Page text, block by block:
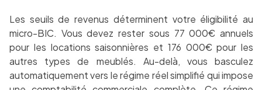
Les seuils de revenus déterminent votre éligibilité au
micro-BIC. Vous devez rester sous 77 000€ annuels
pour les locations saisonnières et 176 000€ pour les
autres types de meublés. Au-delà, vous basculez
automatiquement vers le régime réel simplifié qui impose